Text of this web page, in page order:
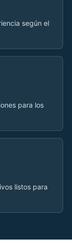
según el
para los
listos para